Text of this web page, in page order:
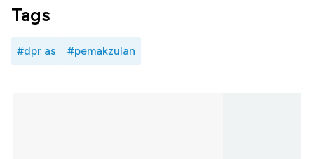
Tags
#dpr as #pemakzulan